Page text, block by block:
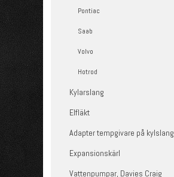
Pontiac
Saab
Volvo
Hotrod
Kylarslang
Elfläkt
Adapter tempgivare på kylslang
Expansionskärl
Vattenpumpar, Davies Craig